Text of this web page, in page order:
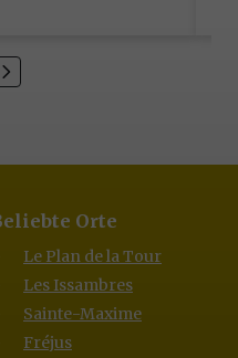
Orte
Le Plan de la Tour
Les Issambres
Sainte-Maxime
Fréjus